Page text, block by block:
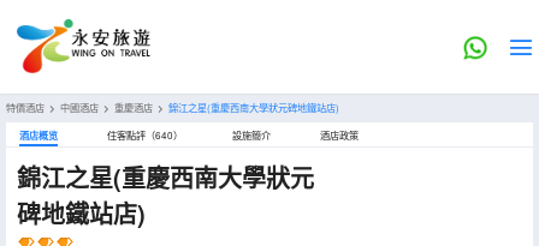
特價酒店 > 中國酒店 > 重慶酒店 > 錦江之星(重慶西南大學狀元碑地鐵站店)
酒店概览 住客點評（640） 設施簡介 酒店政策
錦江之星(重慶西南大學狀元
碑地鐵站店)